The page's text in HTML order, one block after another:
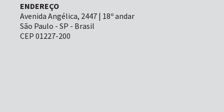
ENDEREÇO
Avenida Angélica, 2447 | 18º andar
São Paulo - SP - Brasil
CEP 01227-200